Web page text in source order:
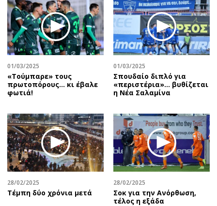
01/03/2025
«Τούμπαρε» τους
πρωτοπόρους… κι έβαλε
φωτιά!
01/03/2025
Σπουδαίο διπλό για
«περιστέρια»... βυθίζεται
η Νέα Σαλαμίνα
28/02/2025
Τέμπη δύο χρόνια μετά
28/02/2025
Σοκ για την Ανόρθωση,
τέλος η εξάδα